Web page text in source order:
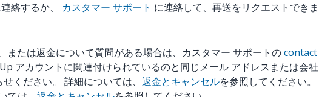
絡するか、 カスタマー サポート に連絡して、再送をリクエストできま
たは返金について質問がある場合は、カスタマー サポートのcontact
アカウントに関連付けられているのと同じメール アドレスまたは会社
ください。 詳細については、 返金とキャンセルを参照してください。